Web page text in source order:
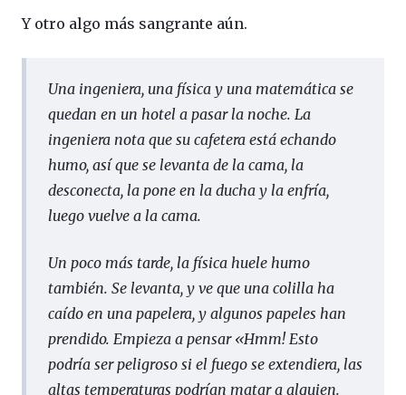
Y otro algo más sangrante aún.
Una ingeniera, una física y una matemática se
quedan en un hotel a pasar la noche. La
ingeniera nota que su cafetera está echando
humo, así que se levanta de la cama, la
desconecta, la pone en la ducha y la enfría,
luego vuelve a la cama.
Un poco más tarde, la física huele humo
también. Se levanta, y ve que una colilla ha
caído en una papelera, y algunos papeles han
prendido. Empieza a pensar «Hmm! Esto
podría ser peligroso si el fuego se extendiera, las
altas temperaturas podrían matar a alguien.